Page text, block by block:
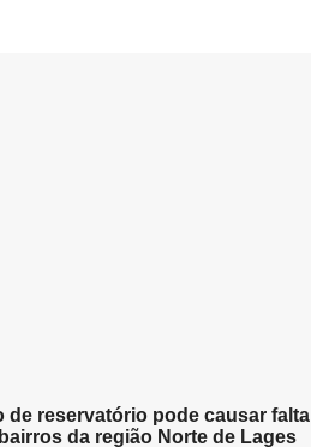
de reservatório pode causar falta
da região Norte de Lages